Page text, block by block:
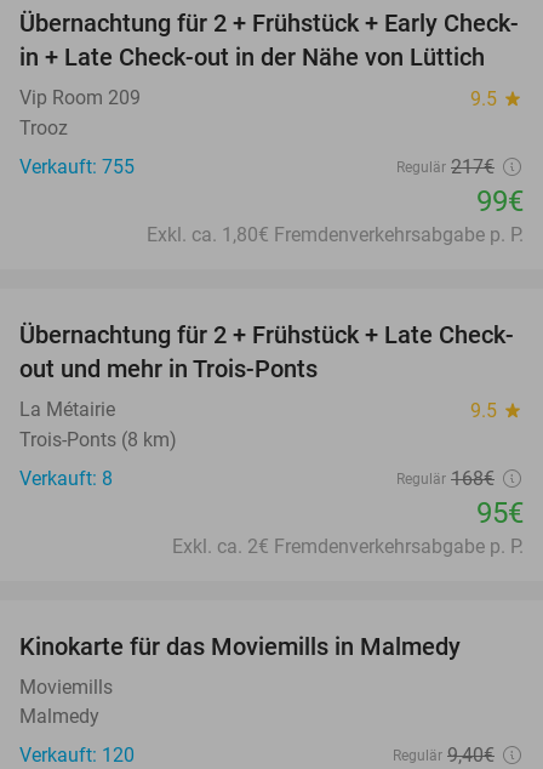
54%
Übernachtung für 2 + Frühstück + Early Check-
in + Late Check-out in der Nähe von Lüttich
Vip Room 209 9.5 star
Trooz
Verkauft: 755
Regulär 217€
99€
Exkl. ca. 1,80€ Fremdenverkehrsabgabe p. P.
43%
Übernachtung für 2 + Frühstück + Late Check-
out und mehr in Trois-Ponts
La Métairie 9.5 star
Trois-Ponts (8 km)
Verkauft: 8
Regulär 168€
95€
Exkl. ca. 2€ Fremdenverkehrsabgabe p. P.
Kinokarte für das Moviemills in Malmedy
Moviemills
Malmedy
Verkauft: 120
Regulär 9,40€